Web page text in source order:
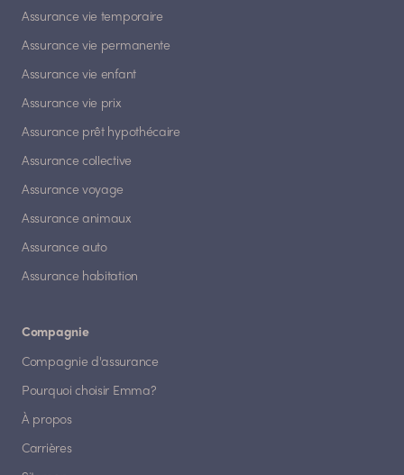
Assurance vie temporaire
Assurance vie permanente
Assurance vie enfant
Assurance vie prix
Assurance prêt hypothécaire
Assurance collective
Assurance voyage
Assurance animaux
Assurance auto
Assurance habitation
Compagnie
Compagnie d'assurance
Pourquoi choisir Emma?
À propos
Carrières